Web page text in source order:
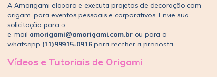
A Amorigami elabora e executa projetos de decoração com
origami para eventos pessoais e corporativos. Envie sua
solicitação para o
e-mail amorigami@amorigami.com.br ou para o
whatsapp (11)99915-0916 para receber a proposta.
Vídeos e Tutoriais de Origami